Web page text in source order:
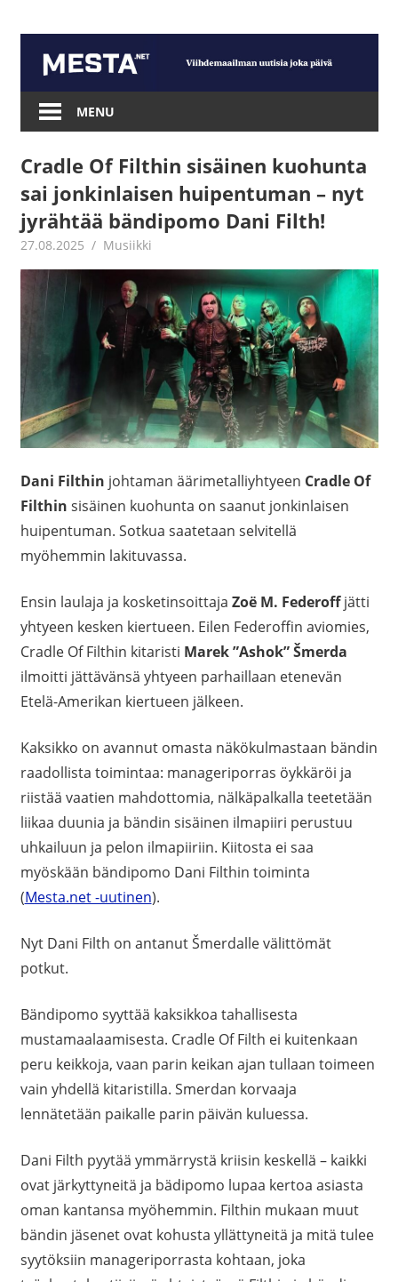
content
Mesta.net
MENU
Cradle Of Filthin sisäinen kuohunta
sai jonkinlaisen huipentuman – nyt
jyrähtää bändipomo Dani Filth!
27.08.2025 Juha Kaunisto
Musiikki
Dani Filthin johtaman äärimetalliyhtyeen Cradle Of
Filthin sisäinen kuohunta on saanut jonkinlaisen
huipentuman. Sotkua saatetaan selvitellä
myöhemmin lakituvassa.
Ensin laulaja ja kosketinsoittaja Zoë M. Federoffjätti
yhtyeen kesken kiertueen. Eilen Federoffin aviomies,
Cradle Of Filthin kitaristi Marek ”Ashok” Šmerda
ilmoitti jättävänsä yhtyeen parhaillaan etenevän
Etelä-Amerikan kiertueen jälkeen.
Kaksikko on avannut omasta näkökulmastaan bändin
raadollista toimintaa: manageriporras öykkäröi ja
riistää vaatien mahdottomia, nälkäpalkalla teetetään
liikaa duunia ja bändin sisäinen ilmapiiri perustuu
uhkailuun ja pelon ilmapiiriin. Kiitosta ei saa
myöskään bändipomo Dani Filthin toiminta
(Mesta.net -uutinen).
Nyt Dani Filth on antanut Šmerdalle välittömät
potkut.
Bändipomo syyttää kaksikkoa tahallisesta
mustamaalaamisesta. Cradle Of Filth ei kuitenkaan
peru keikkoja, vaan parin keikan ajan tullaan toimeen
vain yhdellä kitaristilla. Smerdan korvaaja
lennätetään paikalle parin päivän kuluessa.
Dani Filth pyytää ymmärrystä kriisin keskellä – kaikki
ovat järkyttyneitä ja bädipomo lupaa kertoa asiasta
oman kantansa myöhemmin. Filthin mukaan muut
bändin jäsenet ovat kohusta yllättyneitä ja mitä tulee
syytöksiin manageriporrasta kohtaan, joka